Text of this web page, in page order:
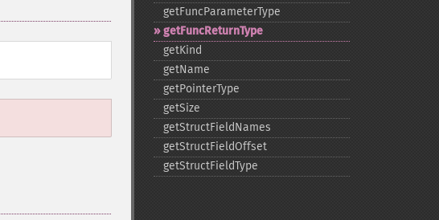
getFuncParameterType
getFuncReturnType
getKind
getName
getPointerType
getSize
getStructFieldNames
getStructFieldOffset
getStructFieldType